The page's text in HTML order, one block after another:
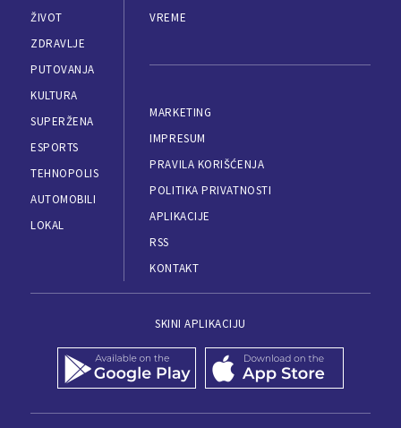
ŽIVOT
ZDRAVLJE
PUTOVANJA
KULTURA
SUPERŽENA
ESPORTS
TEHNOPOLIS
AUTOMOBILI
LOKAL
VREME
MARKETING
IMPRESUM
PRAVILA KORIŠĆENJA
POLITIKA PRIVATNOSTI
APLIKACIJE
RSS
KONTAKT
SKINI APLIKACIJU